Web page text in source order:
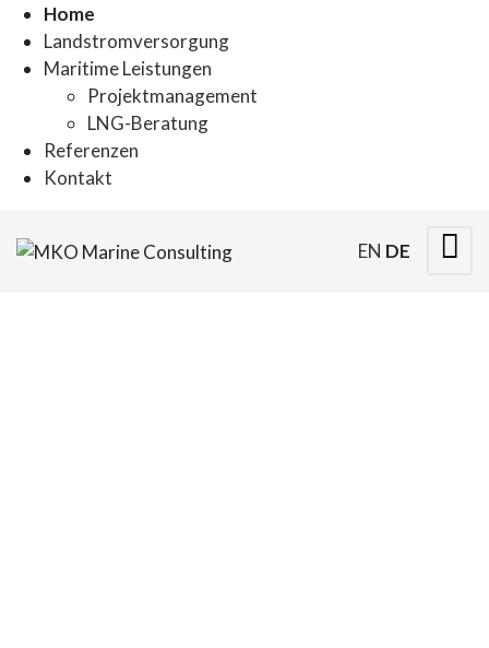
Home
Landstromversorgung
Maritime Leistungen
Projektmanagement
LNG-Beratung
Referenzen
Kontakt
EN DE